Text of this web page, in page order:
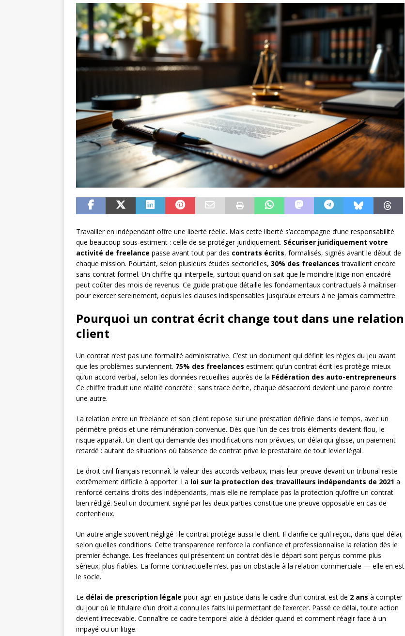
Travailler en indépendant offre une liberté réelle. Mais cette liberté s’accompagne d’une responsabilité
que beaucoup sous-estiment : celle de se protéger juridiquement. Sécuriser juridiquement votre
activité de freelance passe avant tout par des contrats écrits, formalisés, signés avant le début de
chaque mission. Pourtant, selon plusieurs études sectorielles, 30% des freelances travaillent encore
sans contrat formel. Un chiffre qui interpelle, surtout quand on sait que le moindre litige non encadré
peut coûter des mois de revenus. Ce guide pratique détaille les fondamentaux contractuels à maîtriser
pour exercer sereinement, depuis les clauses indispensables jusqu’aux erreurs à ne jamais commettre.
Pourquoi un contrat écrit change tout dans une relation
client
Un contrat n’est pas une formalité administrative. C’est un document qui définit les règles du jeu avant
que les problèmes surviennent. 75% des freelances estiment qu’un contrat écrit les protège mieux
qu’un accord verbal, selon les données recueillies auprès de la Fédération des auto-entrepreneurs.
Ce chiffre traduit une réalité concrète : sans trace écrite, chaque désaccord devient une parole contre
une autre.
La relation entre un freelance et son client repose sur une prestation définie dans le temps, avec un
périmètre précis et une rémunération convenue. Dès que l’un de ces trois éléments devient flou, le
risque apparaît. Un client qui demande des modifications non prévues, un délai qui glisse, un paiement
retardé : autant de situations où l’absence de contrat prive le prestataire de tout levier légal.
Le droit civil français reconnaît la valeur des accords verbaux, mais leur preuve devant un tribunal reste
extrêmement difficile à apporter. La loi sur la protection des travailleurs indépendants de 2021 a
renforcé certains droits des indépendants, mais elle ne remplace pas la protection qu’offre un contrat
bien rédigé. Seul un document signé par les deux parties constitue une preuve opposable en cas de
contentieux.
Un autre angle souvent négligé : le contrat protège aussi le client. Il clarifie ce qu’il reçoit, dans quel délai,
selon quelles conditions. Cette transparence renforce la confiance et professionnalise la relation dès le
premier échange. Les freelances qui présentent un contrat dès le départ sont perçus comme plus
sérieux, plus fiables. La forme contractuelle n’est pas un obstacle à la relation commerciale — elle en est
le socle.
Le délai de prescription légale pour agir en justice dans le cadre d’un contrat est de 2 ans à compter
du jour où le titulaire d’un droit a connu les faits lui permettant de l’exercer. Passé ce délai, toute action
devient irrecevable. Connaître ce cadre temporel aide à décider quand et comment réagir face à un
impayé ou un litige.